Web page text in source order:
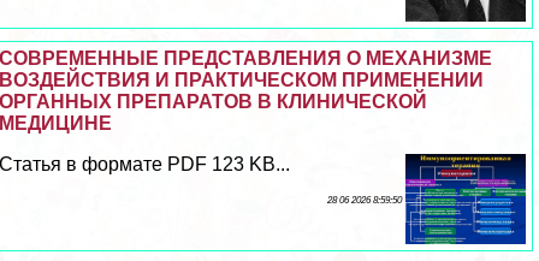
СОВРЕМЕННЫЕ ПРЕДСТАВЛЕНИЯ О МЕХАНИЗМЕ
ВОЗДЕЙСТВИЯ И ПРАКТИЧЕСКОМ ПРИМЕНЕНИИ
ОРГАННЫХ ПРЕПАРАТОВ В КЛИНИЧЕСКОЙ
МЕДИЦИНЕ
Статья в формате PDF 123 KB...
28 06 2026 8:59:50